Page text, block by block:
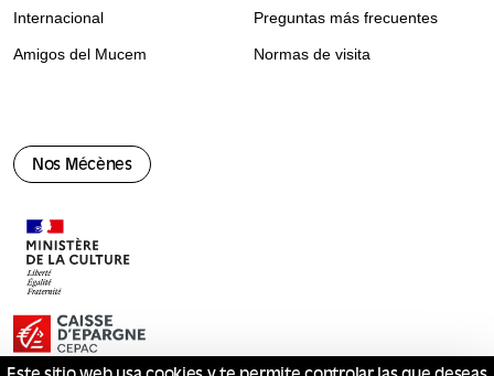
Nos Mécènes
Internacional
Amigos del Mucem
Preguntas más frecuentes
Normas de visita